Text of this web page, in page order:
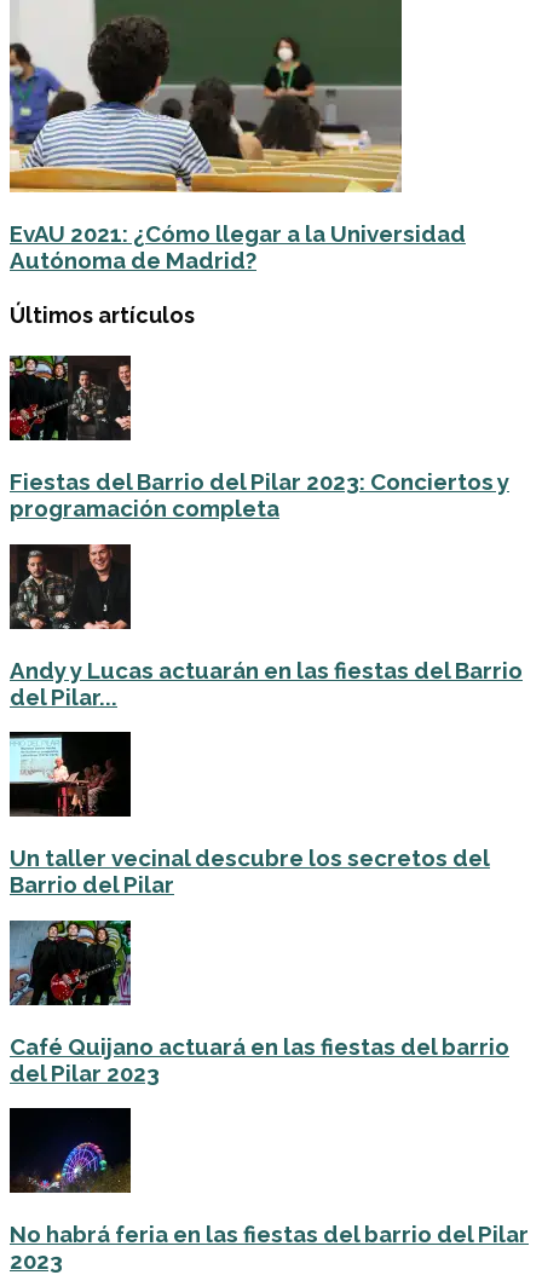
EvAU 2021: ¿Cómo llegar a la Universidad
Autónoma de Madrid?
Últimos artículos
Fiestas del Barrio del Pilar 2023: Conciertos y
programación completa
Andy y Lucas actuarán en las fiestas del Barrio
del Pilar...
Un taller vecinal descubre los secretos del
Barrio del Pilar
Café Quijano actuará en las fiestas del barrio
del Pilar 2023
No habrá feria en las fiestas del barrio del Pilar
2023